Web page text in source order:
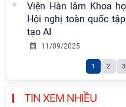
Viện Hàn lâm Khoa
Hội nghị toàn quốc
tạo AI
11/09/2025
1 2 3
TIN XEM NHIỀU
Cộng sản Việt Nam trong
sự nghiệp xây dựng chủ
Hội nghị Lãnh đạo Viện
Khoa học xã hội Việt Nam
với Ban Chủ nhiệm các
cấp Bộ